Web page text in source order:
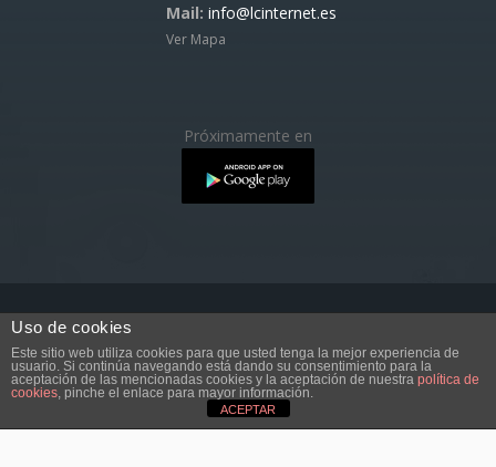
Mail: info@lcinternet.es
Ver Mapa
Próximamente en
Totalmente prohibida la reproducción total o parcial de
estos contenidos sin la debida autorización. Cualquier
copia no autorizada será denunciada y perseguida.
Uso de cookies
Este sitio web utiliza cookies para que usted tenga la mejor experiencia de
usuario. Si continúa navegando está dando su consentimiento para la
aceptación de las mencionadas cookies y la aceptación de nuestra política de
cookies, pinche el enlace para mayor información.
ACEPTAR